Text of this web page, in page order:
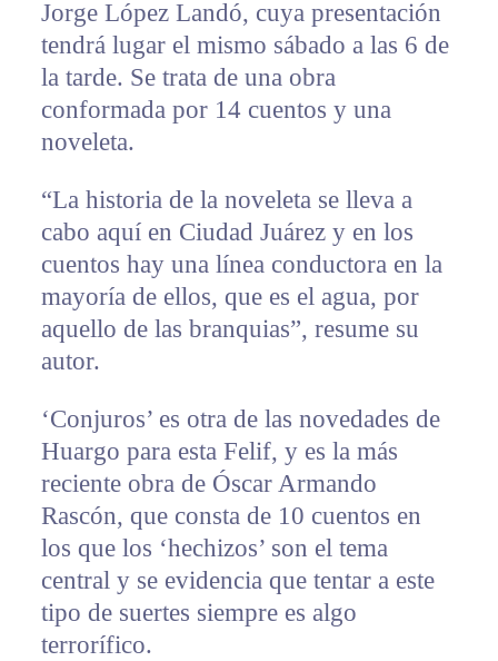
Jorge López Landó, cuya presentación
tendrá lugar el mismo sábado a las 6 de
la tarde. Se trata de una obra
conformada por 14 cuentos y una
noveleta.
“La historia de la noveleta se lleva a
cabo aquí en Ciudad Juárez y en los
cuentos hay una línea conductora en la
mayoría de ellos, que es el agua, por
aquello de las branquias”, resume su
autor.
‘Conjuros’ es otra de las novedades de
Huargo para esta Felif, y es la más
reciente obra de Óscar Armando
Rascón, que consta de 10 cuentos en
los que los ‘hechizos’ son el tema
central y se evidencia que tentar a este
tipo de suertes siempre es algo
terrorífico.